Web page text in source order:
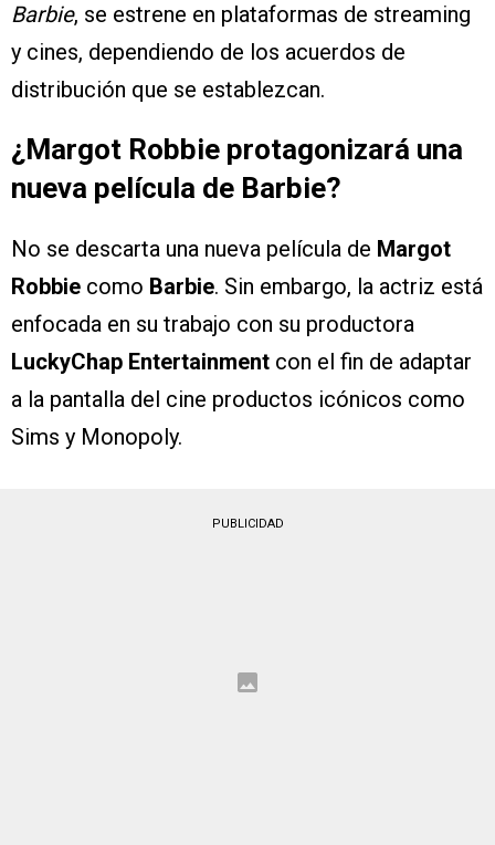
Barbie, se estrene en plataformas de streaming
y cines, dependiendo de los acuerdos de
distribución que se establezcan.
¿Margot Robbie protagonizará una
nueva película de Barbie?
No se descarta una nueva película de Margot
Robbie como Barbie. Sin embargo, la actriz está
enfocada en su trabajo con su productora
LuckyChap Entertainment con el fin de adaptar
a la pantalla del cine productos icónicos como
Sims y Monopoly.
PUBLICIDAD